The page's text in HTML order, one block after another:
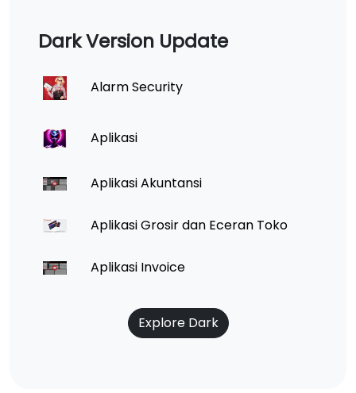
Dark Version Update
Alarm Security
Aplikasi
Aplikasi Akuntansi
Aplikasi Grosir dan Eceran Toko
Aplikasi Invoice
Explore Dark